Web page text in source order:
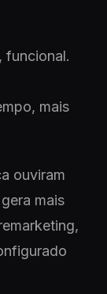
funcional.
mais
ouviram
mais